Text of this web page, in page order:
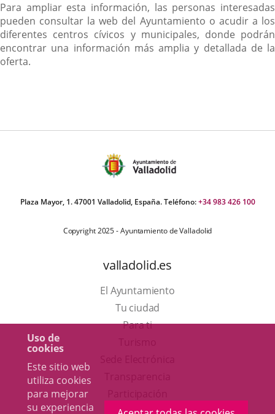
Uso de
cookies
Este sitio web
utiliza cookies
para mejorar
su experiencia
Para ampliar esta información, las personas interesadas
pueden consultar la web del Ayuntamiento o acudir a los
diferentes centros cívicos y municipales, donde podrán
encontrar una información más amplia y detallada de la
oferta.
Plaza Mayor, 1. 47001 Valladolid, España. Teléfono:+34 983 426 100
Copyright 2025 - Ayuntamiento de Valladolid
valladolid.es
El Ayuntamiento
Tu ciudad
Para ti
en aplicación